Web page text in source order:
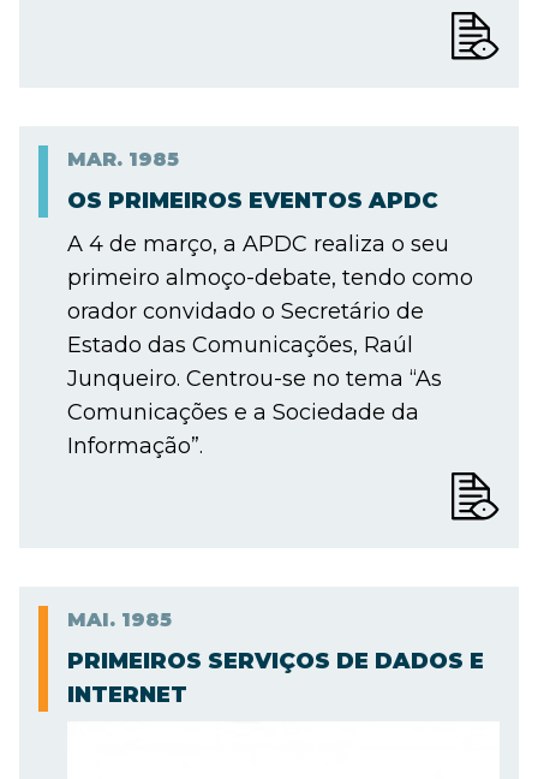
MAR. 1985
OS PRIMEIROS EVENTOS APDC
A 4 de março, a APDC realiza o seu
primeiro almoço-debate, tendo como
orador convidado o Secretário de
Estado das Comunicações, Raúl
Junqueiro. Centrou-se no tema “As
Comunicações e a Sociedade da
Informação”.
MAI. 1985
PRIMEIROS SERVIÇOS DE DADOS E
INTERNET